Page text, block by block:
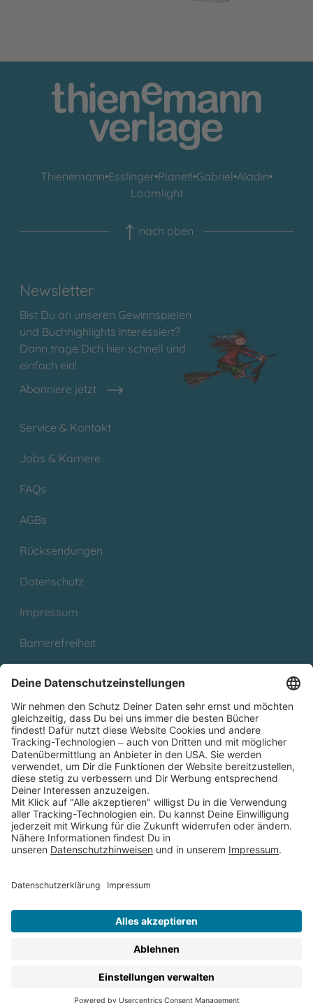
Thienemann•Esslinger•Planet!•Gabriel•Aladin•
Loomlight
nach oben
Newsletter
Bist Du an unseren Gewinnspielen
und Buchhighlights interessiert?
Dann trage Dich hier schnell und
einfach ein!
Abonniere jetzt
Service & Kontakt
Jobs & Karriere
FAQs
AGBs
Rücksendungen
Datenschutz
Impressum
Barrierefreiheit
Partnerprogramm (Affiliate)
Folge uns auf
* Versandkostenfrei ab 9,00 € Bestellwert innerhalb
Deutschlands
** Lieferzeit 1-3 Werktage innerhalb Deutschlands
Thienemann-Esslinger Verlag GmbH, Blumenstraße 36, D-70182